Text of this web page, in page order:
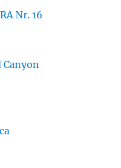
Nr. 16
Canyon